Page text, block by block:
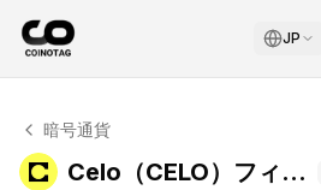
JP
Celo テクニカル分析
Celo 現在 $0.06071 で取引され
暗号通貨
Celo（CELO）フィボナッチレベル